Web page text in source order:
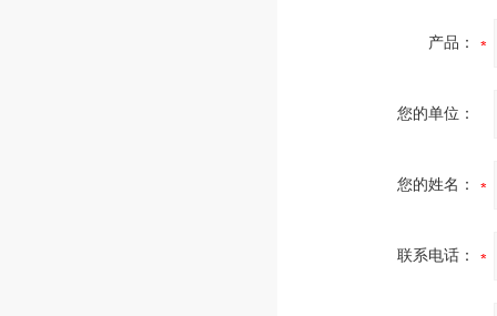
产品：
您的单位：
您的姓名：
联系电话：